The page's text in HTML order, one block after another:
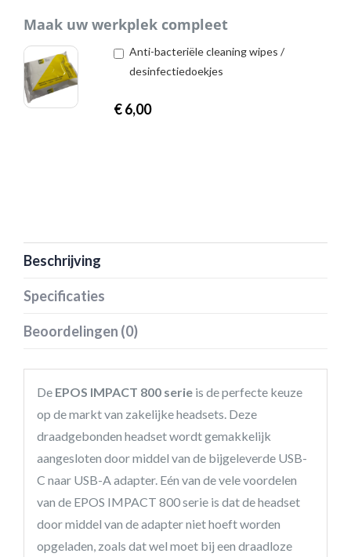
Maak uw werkplek compleet
Anti-bacteriële cleaning wipes /
desinfectiedoekjes
€6,00
Beschrijving
Specificaties
Beoordelingen (0)
De EPOS IMPACT 800 serieis de perfecte keuze
op de markt van zakelijke headsets. Deze
draadgebonden headset wordt gemakkelijk
aangesloten door middel van de bijgeleverde USB-
C naar USB-A adapter. Eén van de vele voordelen
van de EPOS IMPACT 800 serie is dat de headset
door middel van de adapter niet hoeft worden
opgeladen, zoals dat wel moet bij een draadloze